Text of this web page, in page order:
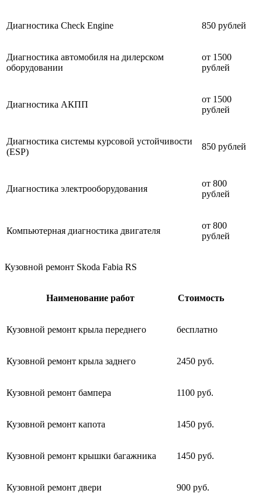
Диагностика Check Engine 850 рублей
Диагностика автомобиля на дилерском
оборудовании
от 1500
рублей
Диагностика АКПП
от 1500
рублей
Диагностика системы курсовой устойчивости
(ESP)
850 рублей
Диагностика электрооборудования
от 800
рублей
Компьютерная диагностика двигателя
от 800
рублей
Кузовной ремонт Skoda Fabia RS
Наименование работ Стоимость
Кузовной ремонт крыла переднего бесплатно
Кузовной ремонт крыла заднего 2450 руб.
Кузовной ремонт бампера 1100 руб.
Кузовной ремонт капота 1450 руб.
Кузовной ремонт крышки багажника 1450 руб.
Кузовной ремонт двери 900 руб.